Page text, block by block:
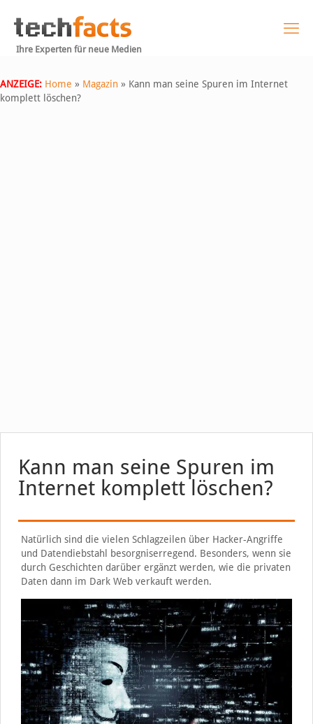
Ihre Experten für neue Medien
ANZEIGE: Home » Magazin » Kann man seine Spuren im Internet
komplett löschen?
Kann man seine Spuren im
Internet komplett löschen?
Natürlich sind die vielen Schlagzeilen über Hacker-Angriffe
und Datendiebstahl besorgniserregend. Besonders, wenn sie
durch Geschichten darüber ergänzt werden, wie die privaten
Daten dann im Dark Web verkauft werden.